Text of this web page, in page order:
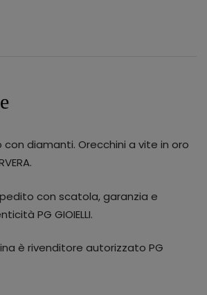
con diamanti. Orecchini a vite in oro
con scatola, garanzia e
PG GIOIELLI.
è rivenditore autorizzato PG